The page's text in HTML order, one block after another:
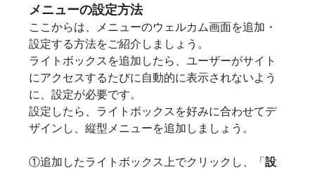
メニューの設定方法
ここからは、メニューのウェルカム画面を追加・
設定する方法をご紹介しましょう。
ライトボックスを追加したら、ユーザーがサイト
にアクセスするたびに自動的に表示されないよう
に、設定が必要です。
設定したら、ライトボックスを好みに合わせてデ
ザインし、縦型メニューを追加しましょう。
①追加したライトボックス上でクリックし、「設